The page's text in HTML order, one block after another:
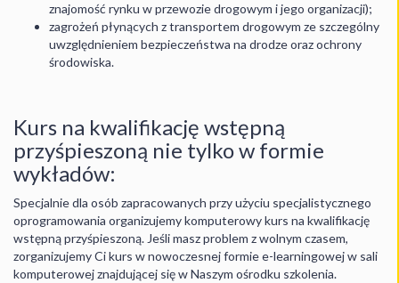
znajomość rynku w przewozie drogowym i jego organizacji);
zagrożeń płynących z transportem drogowym ze szczególny
uwzględnieniem bezpieczeństwa na drodze oraz ochrony
środowiska.
Kurs na kwalifikację wstępną
przyśpieszoną nie tylko w formie
wykładów:
Specjalnie dla osób zapracowanych przy użyciu specjalistycznego
oprogramowania organizujemy komputerowy kurs na kwalifikację
wstępną przyśpieszoną. Jeśli masz problem z wolnym czasem,
zorganizujemy Ci kurs w nowoczesnej formie e-learningowej w sali
komputerowej znajdującej się w Naszym ośrodku szkolenia.